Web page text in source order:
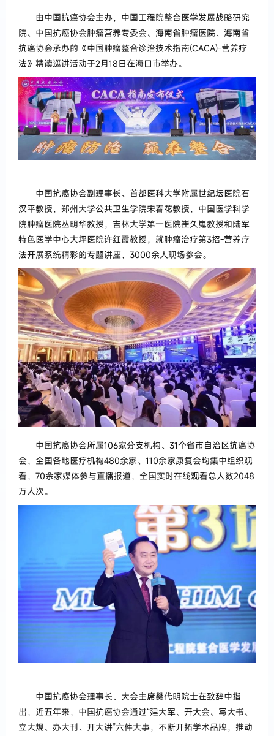
由中国抗癌协会主办，中国工程院整合医学发展战略研究
院、中国抗癌协会肿瘤营养专委会、海南省肿瘤医院、海南省
抗癌协会承办的《中国肿瘤整合诊治技术指南(CACA)-营养疗
法》精读巡讲活动于2月18日在海口市举办。
中国抗癌协会副理事长、首都医科大学附属世纪坛医院石
汉平教授，郑州大学公共卫生学院宋春花教授，中国医学科学
院肿瘤医院丛明华教授，吉林大学第一医院崔久嵬教授和陆军
特色医学中心大坪医院许红霞教授，就肿瘤治疗第3招-营养疗
法开展系统精彩的专题讲座，3000余人现场参会。
中国抗癌协会所属106家分支机构、31个省市自治区抗癌协
会，全国各地医疗机构480余家、110余家康复会均集中组织观
看，70余家媒体参与直播报道，全国实时在线观看总人数2048
万人次。
中国抗癌协会理事长、大会主席樊代明院士在致辞中指
出，近五年来，中国抗癌协会通过“建大军、开大会、写大书、
立大规、办大刊、开大讲”六件大事，不断开拓学术品牌，推动